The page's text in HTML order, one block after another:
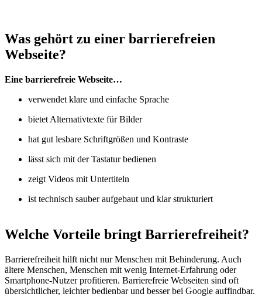
Was gehört zu einer barrierefreien
Webseite?
Eine barrierefreie Webseite…
verwendet klare und einfache Sprache
bietet Alternativtexte für Bilder
hat gut lesbare Schriftgrößen und Kontraste
lässt sich mit der Tastatur bedienen
zeigt Videos mit Untertiteln
ist technisch sauber aufgebaut und klar strukturiert
Welche Vorteile bringt Barrierefreiheit?
Barrierefreiheit hilft nicht nur Menschen mit Behinderung. Auch
ältere Menschen, Menschen mit wenig Internet-Erfahrung oder
Smartphone-Nutzer profitieren. Barrierefreie Webseiten sind oft
übersichtlicher, leichter bedienbar und besser bei Google auffindbar.